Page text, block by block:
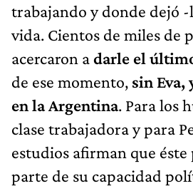
trabajando y donde dejó
vida. Cientos de miles de
acercaron adarle el
de ese momento, sin Eva,
en la Argentina. Para los
clase trabajadora y para
estudios afirman que
parte de su capacidad